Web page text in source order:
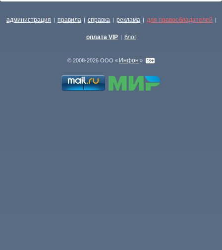
администрация | правила | справка | реклама | для правообладателей |
оплата VIP | блог
© 2008-2026 ООО « Инфон »